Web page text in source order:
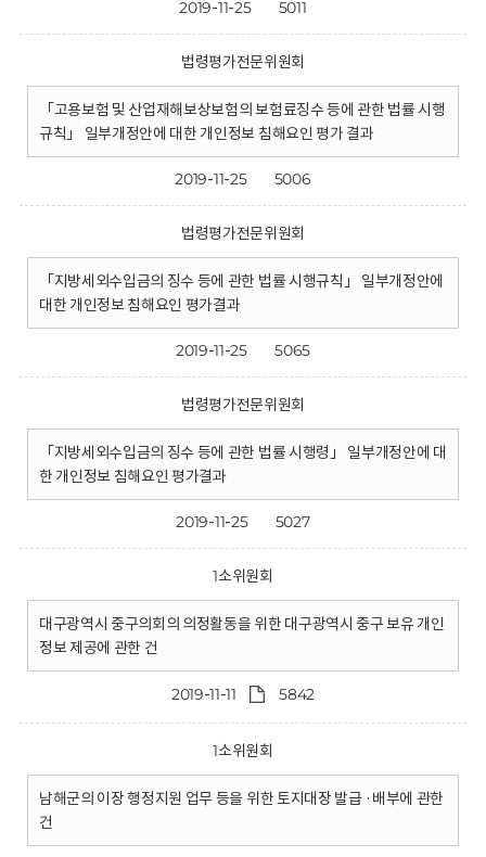
2019-11-25 5011
법령평가전문위원회
「고용보험 및 산업재해보상보험의 보험료징수 등에 관한 법률 시행
규칙」 일부개정안에 대한 개인정보 침해요인 평가 결과
2019-11-25 5006
법령평가전문위원회
「지방세외수입금의 징수 등에 관한 법률 시행규칙」 일부개정안에
대한 개인정보 침해요인 평가결과
2019-11-25 5065
법령평가전문위원회
「지방세외수입금의 징수 등에 관한 법률 시행령」 일부개정안에 대
한 개인정보 침해요인 평가결과
2019-11-25 5027
1소위원회
대구광역시 중구의회의 의정활동을 위한 대구광역시 중구 보유 개인
정보 제공에 관한 건
2019-11-11 5842
1소위원회
남해군의 이장 행정지원 업무 등을 위한 토지대장 발급 ·배부에 관한
건